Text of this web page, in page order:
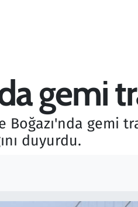
gemi
Boğazı'nda gemi
duyurdu.